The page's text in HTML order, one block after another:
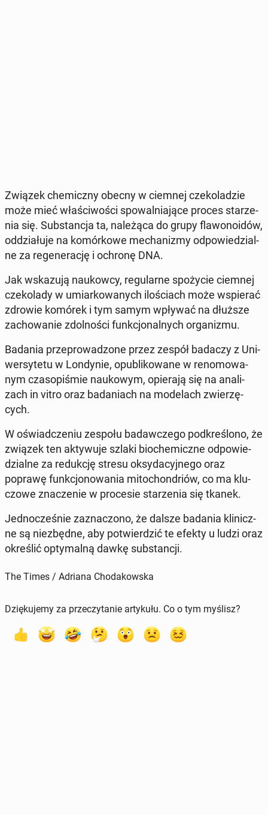
Związek che­micz­ny obecny w ciemnej cze­ko­la­dzie
może mieć wła­ści­wo­ści spo­wal­nia­ją­ce proces sta­rze­
nia się. Sub­stan­cja ta, na­le­żą­ca do grupy fla­wo­no­idów,
od­dzia­łu­je na ko­mór­ko­we me­cha­ni­zmy od­po­wie­dzial­
ne za re­ge­ne­ra­cję i ochronę DNA.
Jak wska­zu­ją na­ukow­cy, re­gu­lar­ne spo­ży­cie ciemnej
cze­ko­la­dy w umiar­ko­wa­nych ilo­ściach może wspie­rać
zdrowie komórek i tym samym wpływać na dłuższe
za­cho­wa­nie zdol­no­ści funk­cjo­nal­nych or­ga­ni­zmu.
Badania prze­pro­wa­dzo­ne przez zespół badaczy z Uni­
wer­sy­te­tu w Lon­dy­nie, opu­bli­ko­wa­ne w re­no­mo­wa­
nym cza­so­pi­śmie na­uko­wym, opie­ra­ją się na ana­li­
zach in vitro oraz ba­da­niach na mo­de­lach zwie­rzę­
cych.
W oświad­cze­niu zespołu ba­daw­cze­go pod­kre­ślo­no, że
związek ten ak­ty­wu­je szlaki bio­che­micz­ne od­po­wie­
dzial­ne za re­duk­cję stresu oksy­da­cyj­ne­go oraz
poprawę funk­cjo­no­wa­nia mi­to­chon­driów, co ma klu­
czo­we zna­cze­nie w pro­ce­sie sta­rze­nia się tkanek.
Jed­no­cze­śnie za­zna­czo­no, że dalsze badania kli­nicz­
ne są nie­zbęd­ne, aby po­twier­dzić te efekty u ludzi oraz
okre­ślić opty­mal­ną dawkę sub­stan­cji.
The Times / Adriana Chodakowska
Dziękujemy za przeczytanie artykułu. Co o tym myślisz?